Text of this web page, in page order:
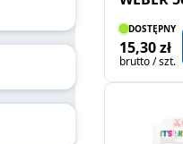
DOSTĘPNY
15,30 zł
brutto / szt.